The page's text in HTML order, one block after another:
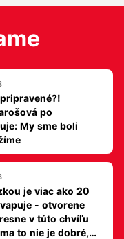
po
My sme boli
je viac ako 20
- otvorene
v túto chvíľu
to nie je dobré,